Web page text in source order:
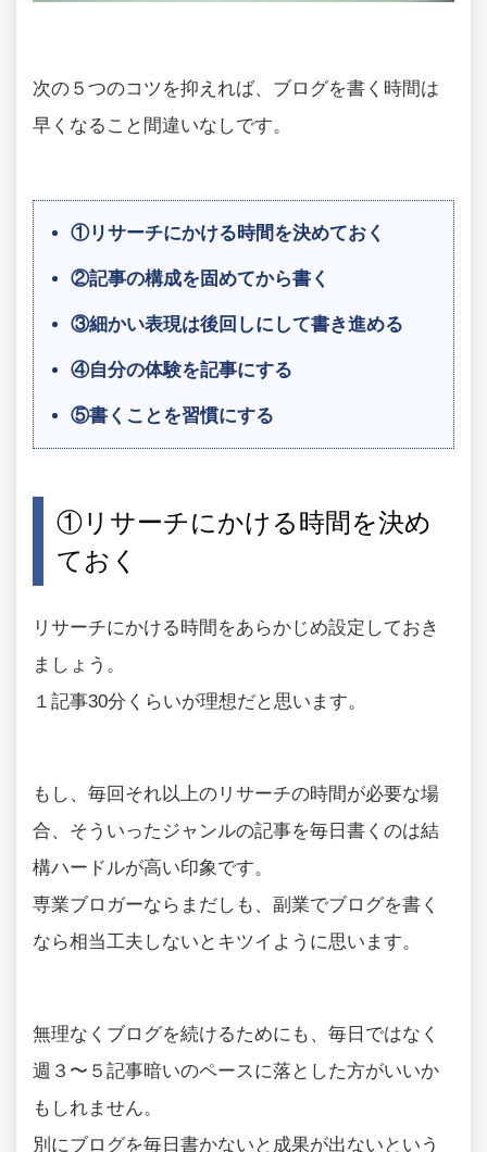
次の５つのコツを抑えれば、ブログを書く時間は
早くなること間違いなしです。
①リサーチにかける時間を決めておく
②記事の構成を固めてから書く
③細かい表現は後回しにして書き進める
④自分の体験を記事にする
⑤書くことを習慣にする
①リサーチにかける時間を決め
ておく
リサーチにかける時間をあらかじめ設定しておき
ましょう。
１記事30分くらいが理想だと思います。
もし、毎回それ以上のリサーチの時間が必要な場
合、そういったジャンルの記事を毎日書くのは結
構ハードルが高い印象です。
専業ブロガーならまだしも、副業でブログを書く
なら相当工夫しないとキツイように思います。
無理なくブログを続けるためにも、毎日ではなく
週３〜５記事暗いのペースに落とした方がいいか
もしれません。
別にブログを毎日書かないと成果が出ないという